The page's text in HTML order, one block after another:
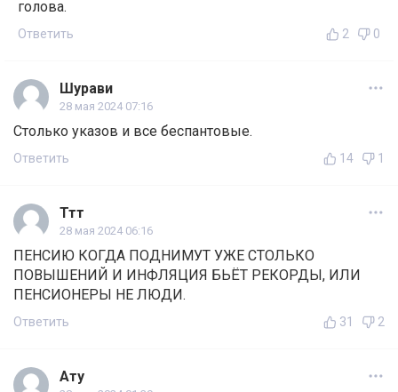
голова.
Ответить 2 0
Шурави
28 мая 2024 07:16
Столько указов и все беспантовые.
Ответить 14 1
Ттт
28 мая 2024 06:16
ПЕНСИЮ КОГДА ПОДНИМУТ УЖЕ СТОЛЬКО
ПОВЫШЕНИЙ И ИНФЛЯЦИЯ БЬЁТ РЕКОРДЫ, ИЛИ
ПЕНСИОНЕРЫ НЕ ЛЮДИ.
Ответить 31 2
Ату